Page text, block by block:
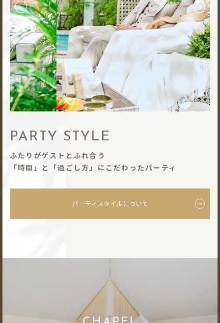
PARTY STYLE
ふたりがゲストとふれ合う
「時間」と「過ごし⽅」にこだわったパーティ
パーティスタイルについて